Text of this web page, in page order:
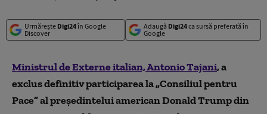
Urmărește Digi24în Google
Discover
Adaugă Digi24ca sursă preferată în
Google
Ministrul de Externe italian, Antonio Tajani, a
exclus definitiv participarea la„Consiliul pentru
Pace” al preşedintelui american Donald Trump din